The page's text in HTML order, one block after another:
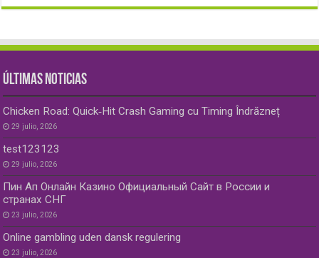
ÚLTIMAS NOTICIAS
Chicken Road: Quick‑Hit Crash Gaming cu Timing Îndrăzneț
29 julio, 2026
test123123
29 julio, 2026
Пин Ап Онлайн Казино Официальный Сайт в России и
странах СНГ
23 julio, 2026
Online gambling uden dansk regulering
23 julio, 2026